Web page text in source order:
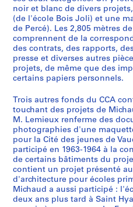
S
u
b
-
s
e
i
e
s
:
P
r
o
j
e
S
u
b
-
s
e
i
e
s
:
R
é
s
i
d
S
u
b
-
s
e
i
e
s
:
L
o
i
s
i
S
u
b
-
s
e
i
e
s
:
E
d
u
c
a
S
u
b
-
s
e
i
e
s
:
C
o
m
m
e
S
u
b
-
s
e
i
e
s
:
n
d
u
s
S
u
b
-
s
e
i
e
s
:
T
r
a
n
s
S
u
b
-
s
e
i
e
s
:
G
o
u
v
e
S
u
b
-
s
e
i
e
s
:
M
é
d
i
c
S
u
b
-
s
e
i
e
s
:
R
e
l
i
g
S
u
b
-
s
e
i
e
s
:
A
m
é
n
a
S
e
r
i
e
s
P
r
o
j
e
t
s
d
i
noir et blanc de divers
(de l'école Bois Joli) et une
de Percé). Les 2,805 mètres
comprennent de la
des contrats, des rapports,
presse et diverses autres
projets, de même que des
certains papiers personnels.
Trois autres fonds du CCA
touchant des projets de
M. Lemieux renferme des
photographies d'une
pour la Cité des jeunes de
participé en 1963-1964 à la
de certains bâtiments du
contient un projet présenté
d'architecture pour écoles
Michaud a aussi participé :
deux ans plus tard à Saint